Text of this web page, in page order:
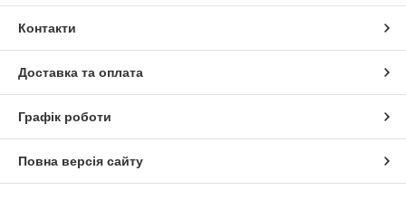
Контакти
Доставка та оплата
Графік роботи
Повна версія сайту